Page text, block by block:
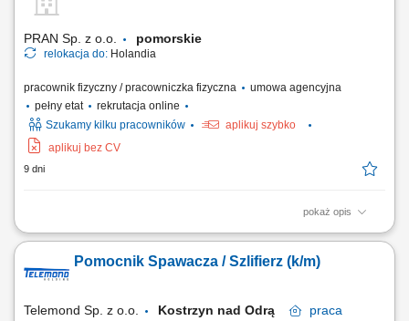
na frezarkach, wypalarkach lub spawarkach;
PRAN Sp. z o.o. pomorskie
relokacja do: Holandia
pracownik fizyczny / pracowniczka fizyczna
umowa agencyjna
pełny etat
rekrutacja online
Szukamy kilku pracowników
aplikuj szybko
aplikuj bez CV
9 dni
pokaż opis
To będziesz robić: obsługiwać narzędzia szlifierskie; pracować z dużymi
przeprowadzać kontrolę jakości wykonywanych usług; pracować
również na wysokości;
Pomocnik Spawacza / Szlifierz (k/m)
Telemond Sp. z o.o. Kostrzyn nad Odrą
praca